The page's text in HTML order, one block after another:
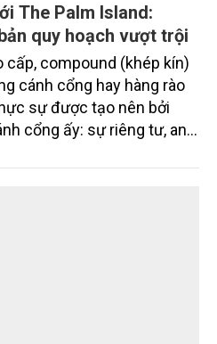
The Palm Island:
quy hoạch vượt trội
cấp, compound (khép kín)
cánh cổng hay hàng rào
sự được tạo nên bởi
cổng ấy: sự riêng tư, an
cho họ.